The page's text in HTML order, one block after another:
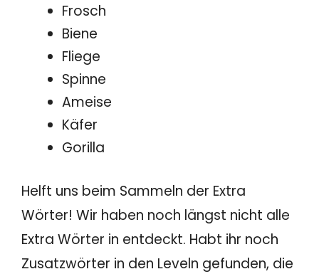
Frosch
Biene
Fliege
Spinne
Ameise
Käfer
Gorilla
Helft uns beim Sammeln der Extra
Wörter! Wir haben noch längst nicht alle
Extra Wörter in entdeckt. Habt ihr noch
Zusatzwörter in den Leveln gefunden, die